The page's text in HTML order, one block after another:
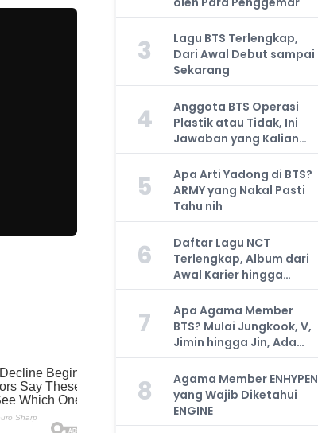
3
Lagu BTS Terlengkap,
Dari Awal Debut sampai
Sekarang
4
Anggota BTS Operasi
Plastik atau Tidak, Ini
Jawaban yang Kalian
Cari
5
Apa Arti Yadong di BTS?
ARMY yang Nakal Pasti
Tahu nih
6
Daftar Lagu NCT
Terlengkap, Album dari
Awal Karier hingga
Sekarang
7
Apa Agama Member
BTS? Mulai Jungkook, V,
Jimin hingga Jin, Ada
yang Atheis
8
Agama Member ENHYPEN
yang Wajib Diketahui
ENGINE